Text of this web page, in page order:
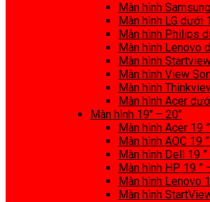
Màn hình
Màn hình LG dưới
Màn hình Philips
Màn hình Lenovo
Màn hình
Màn hình View
Màn hình
Màn hình Acer
Màn hình 19″ – 20″
Màn hình Acer 19
Màn hình AOC 19
Màn hình Dell 19 ”
Màn hình HP 19 ”
Màn hình Lenovo
Màn hình